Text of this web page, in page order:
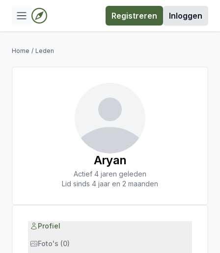
Registreren Inloggen
Home / Leden
Aryan
Actief 4 jaren geleden
Lid sinds 4 jaar en 2 maanden
Profiel
Foto's (0)